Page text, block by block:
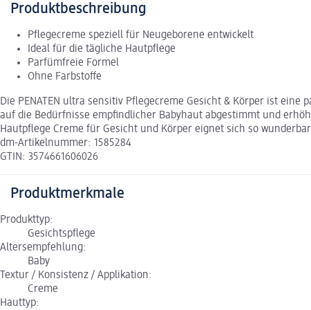
Produktbeschreibung
Pflegecreme speziell für Neugeborene entwickelt
Ideal für die tägliche Hautpflege
Parfümfreie Formel
Ohne Farbstoffe
Die PENATEN ultra sensitiv Pflegecreme Gesicht & Körper ist
auf die Bedürfnisse empfindlicher Babyhaut abgestimmt und
Hautpflege Creme für Gesicht und Körper eignet sich so
dm-Artikelnummer: 1585284
GTIN: 3574661606026
Produktmerkmale
Produkttyp:
Gesichtspflege
Altersempfehlung:
Baby
Textur / Konsistenz / Applikation:
Creme
Hauttyp: